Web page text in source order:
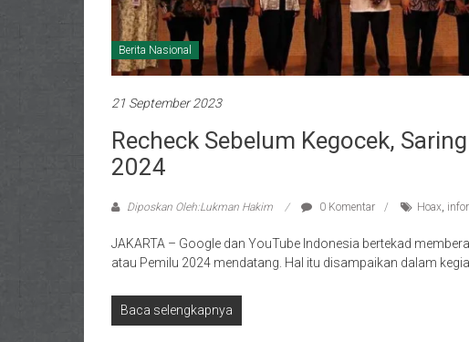
Berita Nasional
21 September 2023
Recheck Sebelum Kegocek,
2024
Diposkan Oleh:Lukman Hakim 0 Komentar Hoax,
JAKARTA – Google dan YouTube Indonesia bertekad
atau Pemilu 2024 mendatang. Hal itu disampaikan dalam
Baca selengkapnya